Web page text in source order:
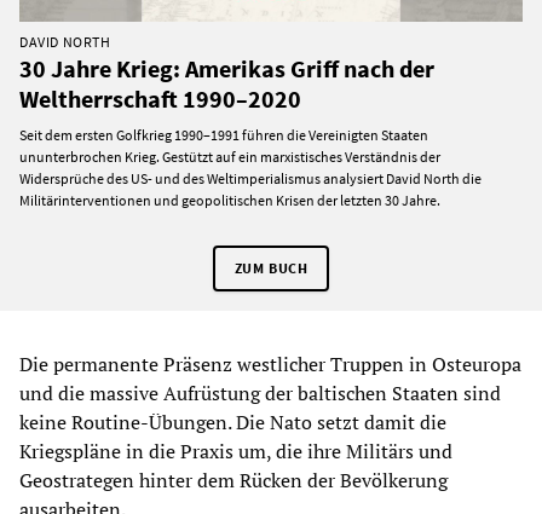
DAVID NORTH
30 Jahre Krieg: Amerikas Griff nach der
Weltherrschaft 1990–2020
Seit dem ersten Golfkrieg 1990–1991 führen die Vereinigten Staaten
ununterbrochen Krieg. Gestützt auf ein marxistisches Verständnis der
Widersprüche des US- und des Weltimperialismus analysiert David North die
Militärinterventionen und geopolitischen Krisen der letzten 30 Jahre.
ZUM BUCH
Die permanente Präsenz westlicher Truppen in Osteuropa
und die massive Aufrüstung der baltischen Staaten sind
keine Routine-Übungen. Die Nato setzt damit die
Kriegspläne in die Praxis um, die ihre Militärs und
Geostrategen hinter dem Rücken der Bevölkerung